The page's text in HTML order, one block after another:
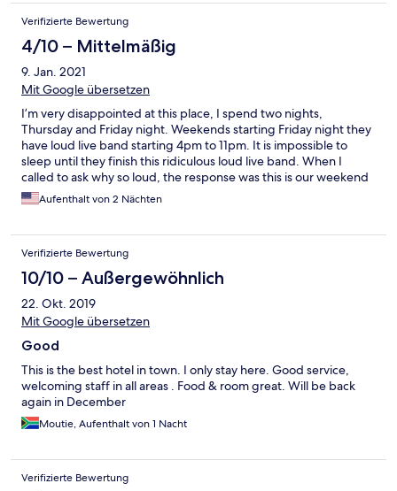
Verifizierte Bewertung
4/10 – Mittelmäßig
9. Jan. 2021
Mit Google übersetzen
I’m very disappointed at this place, I spend two nights,
Thursday and Friday night. Weekends starting Friday night they
have loud live band starting 4pm to 11pm. It is impossible to
sleep until they finish this ridiculous loud live band. When I
called to ask why so loud, the response was this is our weekend
music there is nothing we can do. Secondly the pool was not
clean, very dirty and disgusting but they didn’t seem to bother
Aufenthalt von 2 Nächten
Verifizierte Bewertung
10/10 – Außergewöhnlich
22. Okt. 2019
Mit Google übersetzen
Good
This is the best hotel in town. I only stay here. Good service,
welcoming staff in all areas . Food & room great. Will be back
again in December
Moutie, Aufenthalt von 1 Nacht
Verifizierte Bewertung